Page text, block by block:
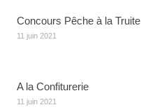
Concours Pêche à la Truite
11 juin 2021
A la Confiturerie
11 juin 2021